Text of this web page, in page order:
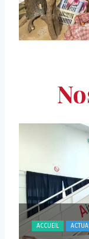
ACCUEIL